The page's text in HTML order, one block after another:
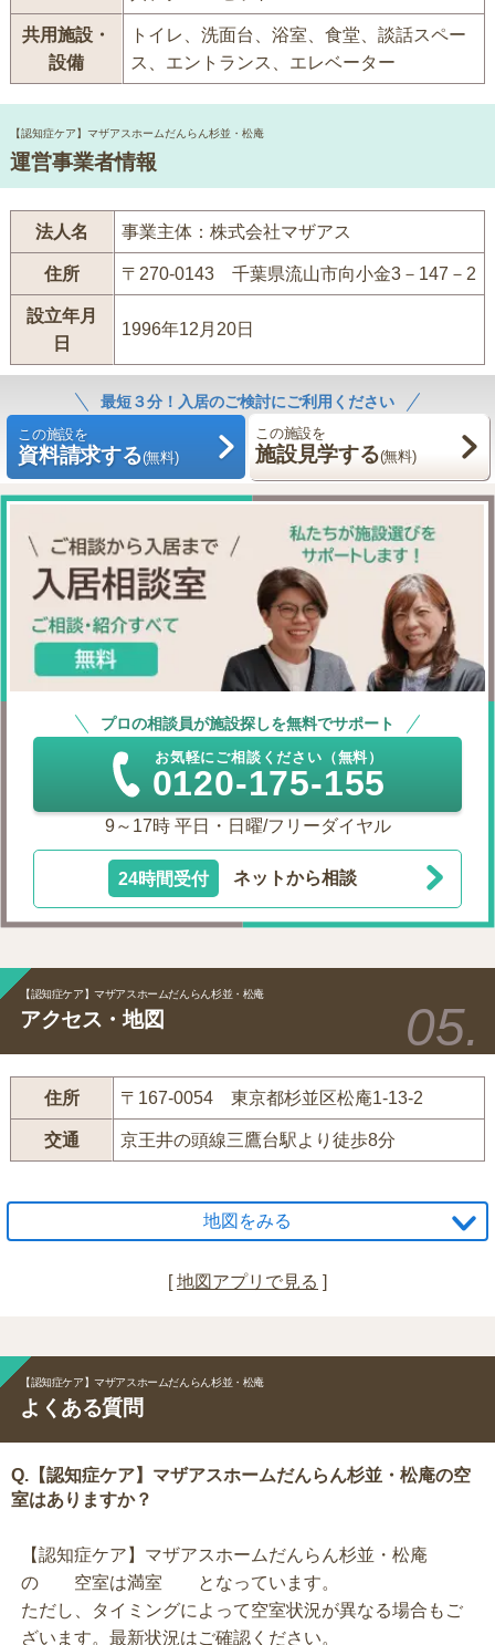
共用施設・
設備
トイレ、洗面台、浴室、食堂、談話スペー
ス、エントランス、エレベーター
【認知症ケア】マザアスホームだんらん杉並・松庵
運営事業者情報
法人名 事業主体：株式会社マザアス
住所 〒270-0143 千葉県流山市向小金3－147－2
設立年月
日
1996年12月20日
最短３分！入居のご検討にご利用ください
この施設を
資料請求する(無料)
この施設を
施設見学する(無料)
プロの相談員が施設探しを無料でサポート
お気軽にご相談ください（無料）
0120-175-155
9～17時 平日・日曜/フリーダイヤル
24時間受付 ネットから相談
【認知症ケア】マザアスホームだんらん杉並・松庵
アクセス・地図
住所 〒167-0054 東京都杉並区松庵1-13-2
交通 京王井の頭線三鷹台駅より徒歩8分
地図をみる
[地図アプリで見る ]
【認知症ケア】マザアスホームだんらん杉並・松庵
よくある質問
Q.【認知症ケア】マザアスホームだんらん杉並・松庵の空
室はありますか？
【認知症ケア】マザアスホームだんらん杉並・松庵
の 空室は満室 となっています。
ただし、タイミングによって空室状況が異なる場合もご
ざいます。最新状況はご確認ください。